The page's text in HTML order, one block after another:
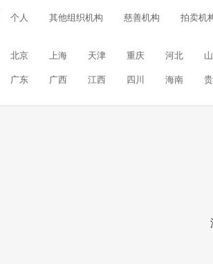
个人 其他组织机构 慈善机构 拍卖机
北京 上海 天津 重庆 河北
广东 广西 江西 四川 海南